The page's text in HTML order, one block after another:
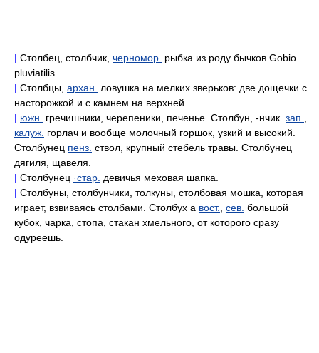
| Столбец, столбчик, черномор. рыбка из роду бычков Gobio
pluviatilis.
| Столбцы, архан.
ловушка на мелких зверьков: две дощечки с
насторожкой и с камнем на верхней.
| южн. гречишники, черепеники, печенье. Столбун, -нчик. зап.
калуж. горлач и вообще молочный горшок, узкий и высокий.
Столбунец пенз. ствол, крупный стебель травы. Столбунец
дягиля, щавеля.
| Столбунец ·стар. девичья меховая шапка.
| Столбуны, столбунчики, толкуны, столбовая мошка, которая
играет, взвиваясь столбами. Столбух а вост. сев. большой
кубок, чарка, стопа, стакан хмельного, от которого сразу
одуреешь.